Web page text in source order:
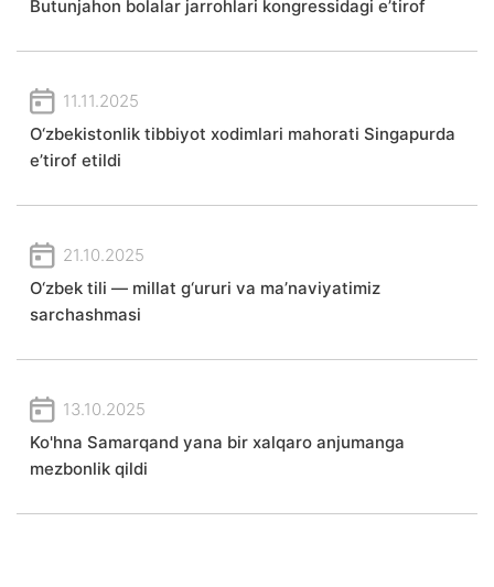
Butunjahon bolalar jarrohlari kongressidagi e’tirof
11.11.2025
O‘zbekistonlik tibbiyot xodimlari mahorati Singapurda
e’tirof etildi
21.10.2025
O‘zbek tili — millat g‘ururi va ma’naviyatimiz
sarchashmasi
13.10.2025
Ko'hna Samarqand yana bir xalqaro anjumanga
mezbonlik qildi